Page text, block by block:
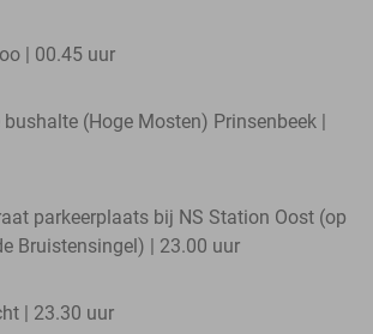
| 00.45 uur
(Hoge Mosten) Prinsenbeek |
parkeerplaats bij NS Station Oost (op
Bruistensingel) | 23.00 uur
| 23.30 uur